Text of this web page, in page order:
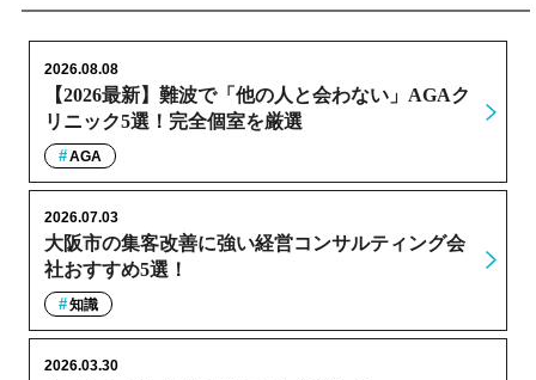
【2026最新】難波で「他の人と会わない」AGAク
リニック5選！完全個室を厳選
2026.08.08
AGA
大阪市の集客改善に強い経営コンサルティング会
社おすすめ5選！
2026.07.03
知識
2026.03.30